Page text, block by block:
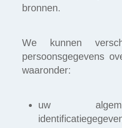
bronnen.
We kunnen
persoonsgegevens
waaronder:
uw